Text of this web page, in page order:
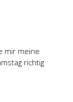
mir meine
richtig